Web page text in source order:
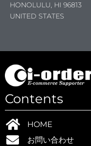
HONOLULU, HI 96813
UNITED STATES
Contents
HOME
お問い合わせ